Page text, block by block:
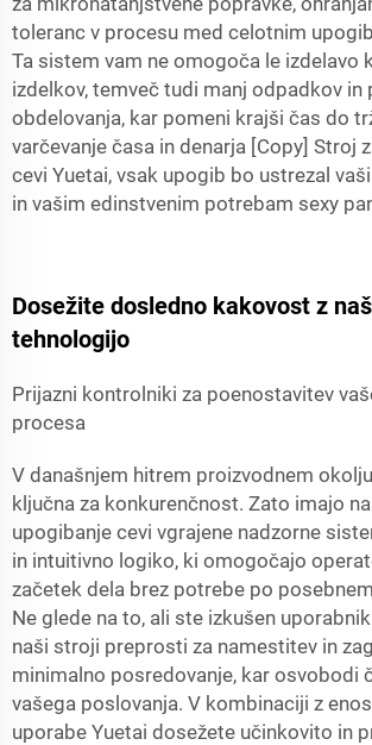
toleranc v procesu med celotnim
Ta sistem vam ne omogoča le izdelavo
izdelkov, temveč tudi manj odpadkov in
obdelovanja, kar pomeni krajši čas do
varčevanje časa in denarja [Copy] Stroj
cevi Yuetai, vsak upogib bo ustrezal
in vašim edinstvenim potrebam sexy
Dosežite dosledno kakovost z
tehnologijo
Prijazni kontrolniki za poenostavitev
procesa
V današnjem hitrem proizvodnem
ključna za konkurenčnost. Zato imajo
upogibanje cevi vgrajene nadzorne
in intuitivno logiko, ki omogočajo
začetek dela brez potrebe po
Ne glede na to, ali ste izkušen
naši stroji preprosti za namestitev in
minimalno posredovanje, kar osvobodi
vašega poslovanja. V kombinaciji z
uporabe Yuetai dosežete učinkovito in